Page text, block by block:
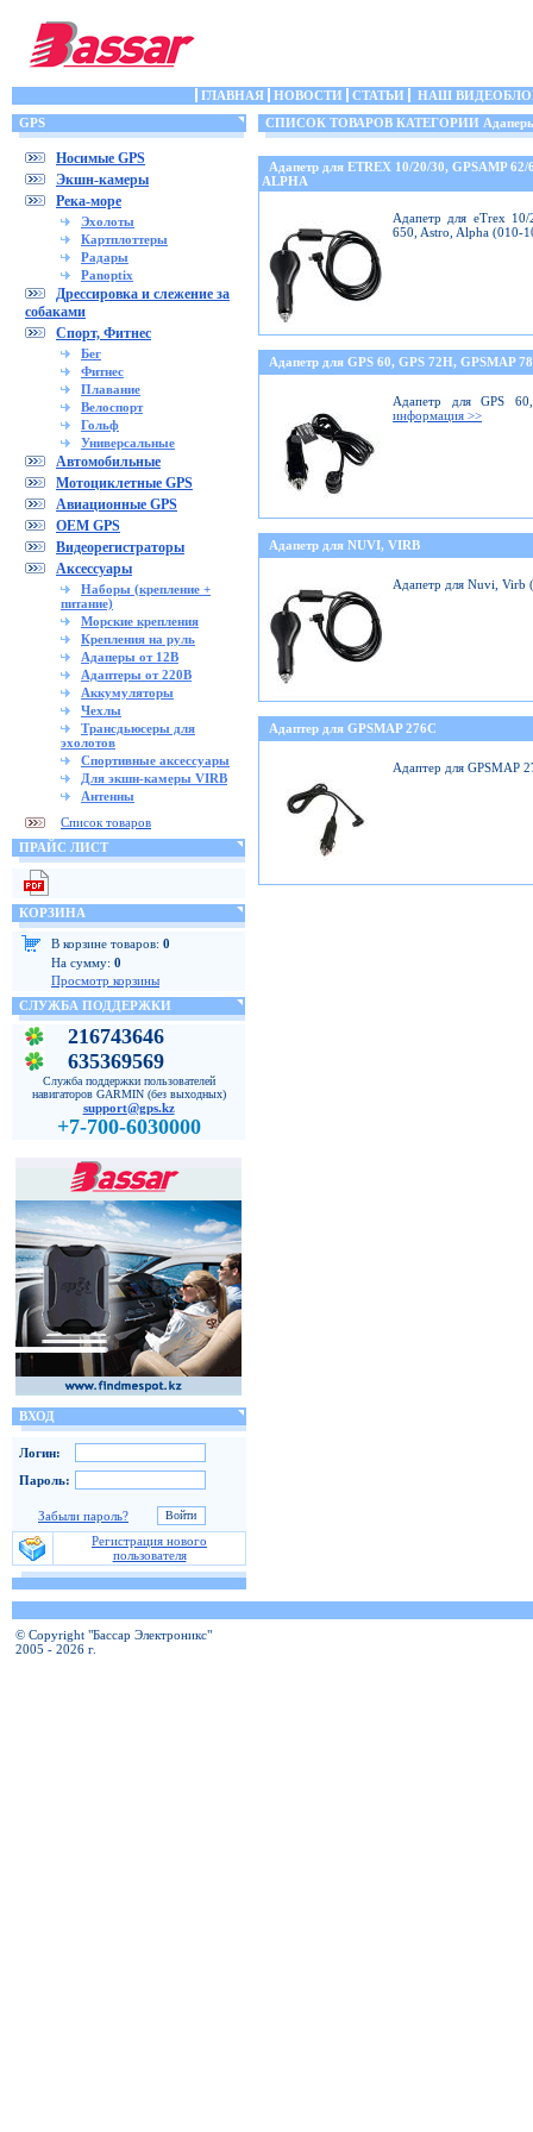
ГЛАВНАЯ НОВОСТИ СТАТЬИ
НАШ
GPS
Носимые GPS
Экшн-камеры
Река-море
Эхолоты
Картплоттеры
Радары
Panoptix
Дрессировка и слежение за
собаками
Спорт, Фитнес
Бег
Фитнес
Плавание
Велоспорт
Гольф
Универсальные
Автомобильные
Мотоциклетные GPS
Авиационные GPS
OEM GPS
Видеорегистраторы
Аксессуары
Наборы (крепление +
питание)
Морские крепления
Крепления на руль
Адаперы от 12В
Адаптеры от 220В
Аккумуляторы
Чехлы
Трансдьюсеры для
эхолотов
Спортивные аксессуары
Для экшн-камеры VIRB
Антенны
Список товаров
ПРАЙС ЛИСТ
КОРЗИНА
В корзине товаров: 0
На сумму: 0
Просмотр корзины
СЛУЖБА ПОДДЕРЖКИ
216743646
635369569
Служба поддержки пользователей
навигаторов GARMIN (без выходных)
support@gps.kz
+7-700-6030000
ВХОД
Логин:
Пароль:
Забыли пароль?
Регистрация нового
пользователя
СПИСОК ТОВАРОВ КАТЕГОРИИ Адаперы
Адапетр для ETREX 10/20/30, GPSAMP
ALPHA
Адапетр для eTrex
650, Astro, Alpha (010-
Адапетр для GPS 60, GPS 72H, GPSMAP
Адапетр для GPS
информация >>
Адапетр для NUVI, VIRB
Адапетр для Nuvi,
Адаптер для GPSMAP 276C
Адаптер для GPSMAP
© Copyright "Бассар Электроникс"
2005 - 2026 г.